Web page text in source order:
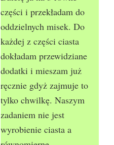
części i przekładam do
oddzielnych misek. Do
każdej z części ciasta
dokładam przewidziane
dodatki i mieszam już
ręcznie gdyż zajmuje to
tylko chwilkę. Naszym
zadaniem nie jest
wyrobienie ciasta a